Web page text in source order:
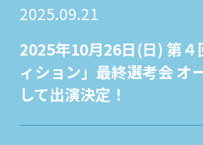
2025.09.21
2025年10月26日(日) 第
ィション」最終選考会 オ
して出演決定！